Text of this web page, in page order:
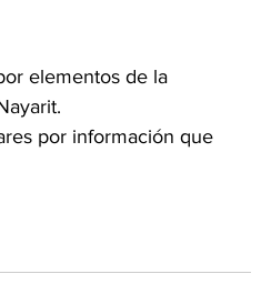
elementos de la
por información que